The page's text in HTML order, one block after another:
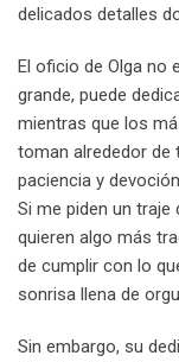
delicados detalles
El oficio de Olga no
grande, puede
mientras que los
toman alrededor de
paciencia y
Si me piden un traje
quieren algo más
de cumplir con lo
sonrisa llena de
Sin embargo, su